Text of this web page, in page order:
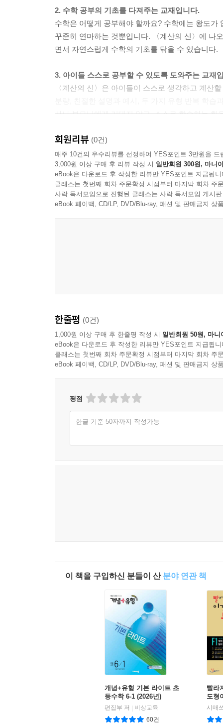
2. 수학 공부의 기초를 다져주는 교재입니다.
수학은 어떻게 공부해야 할까요? 수학에는 왕도가
꾸준히 연마하는 것뿐입니다. 〈계산의 신〉에 나
면서 자연스럽게 수학의 기초를 닦을 수 있습니다.
3. 아이들 스스로 공부할 수 있도록 도와주는 교재
〈계산의 신〉은 아이들이 스스로 생각하고 계산
사나 부모님에게 기대지 않고, 스스로 학습하는 힘
4. 계산의 정확성과 문제 풀이 속도를 함께 기를 수
〈계산의 신〉은 예시와 함께 해당 연산의 핵심 포
수 있도록 도와줍니다. ‘스스로 학습 관리표’는 문
될 것입니다. 〈계산의 신〉과 함께 정확성과 속도
5. 최신 교육 과정을 100% 반영한 교재입니다.
회원리뷰 (0건)
매주 10건의 우수리뷰를 선정하여 YES포인트 3만원을 드
3,000원 이상 구매 후 리뷰 작성 시 일반회원 300원, 마니
eBook은 다운로드 후 작성한 리뷰만 YES포인트 지급됩니
클래스는 첫번째 회차 주문확정 시점부터 마지막 회차 주
사락 독서모임으로 진행된 클래스는 사락 독서모임 게시
eBook 페이백, CD/LP, DVD/Blu-ray, 패션 및 판매금지 상
한줄평 (0건)
1,000원 이상 구매 후 한줄평 작성 시 일반회원 50원, 마니
eBook은 다운로드 후 작성한 리뷰만 YES포인트 지급됩니
클래스는 첫번째 회차 주문확정 시점부터 마지막 회차 주
eBook 페이백, CD/LP, DVD/Blu-ray, 패션 및 판매금지 상
평점
한글 기준 50자까지 작성가능
이 책을 구입하신 분들이 산 분야 연관 책
개념+유형 기본 라이트 초
등수학 6-1 (2026년)
편집부 저
비상교육
60건
빨라
도형
시매